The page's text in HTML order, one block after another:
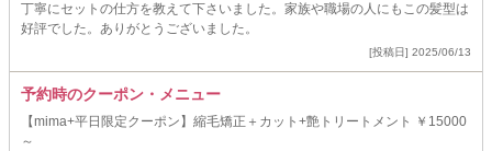
丁寧にセットの仕方を教えて下さいました。家族や職場の人にもこの髪型は
好評でした。ありがとうございました。
[投稿日] 2025/06/13
予約時のクーポン・メニュー
【mima+平日限定クーポン】縮毛矯正＋カット+艶トリートメント ￥15000
～